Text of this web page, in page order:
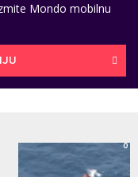
Mondo mobilnu
0